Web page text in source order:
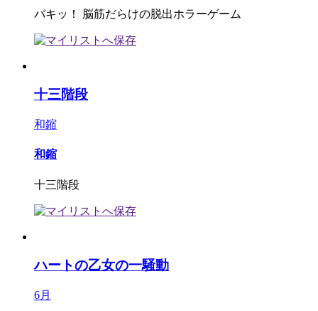
バキッ！ 脳筋だらけの脱出ホラーゲーム
十三階段
和鏥
和鏥
十三階段
ハートの乙女の一騒動
6月